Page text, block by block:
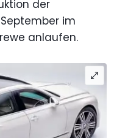
der
im
anlaufen.